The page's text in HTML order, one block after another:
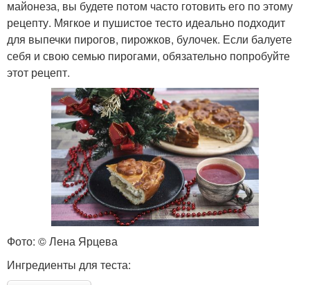
майонеза, вы будете потом часто готовить его по этому
рецепту. Мягкое и пушистое тесто идеально подходит
для выпечки пирогов, пирожков, булочек. Если балуете
себя и свою семью пирогами, обязательно попробуйте
этот рецепт.
Фото: © Лена Ярцева
Ингредиенты для теста: